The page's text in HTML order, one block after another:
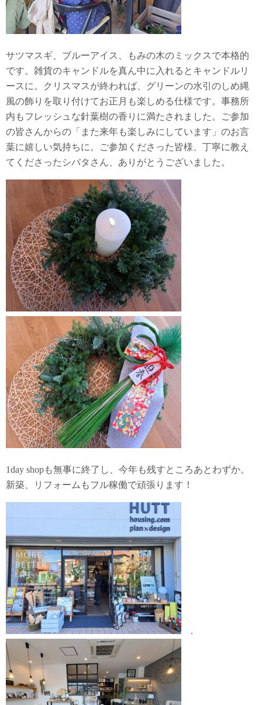
サツマスギ、ブルーアイス、もみの木のミックスで本格的
です。雑貨のキャンドルを真ん中に入れるとキャンドルリ
ースに。クリスマスが終われば、グリーンの水引のしめ縄
風の飾りを取り付けてお正月も楽しめる仕様です。事務所
内もフレッシュな針葉樹の香りに満たされました。ご参加
の皆さんからの「また来年も楽しみにしています」のお言
葉に嬉しい気持ちに。ご参加くださった皆様、丁寧に教え
てくださったシバタさん、ありがとうございました。
1day shopも無事に終了し、今年も残すところあとわずか。
新築、リフォームもフル稼働で頑張ります！
.